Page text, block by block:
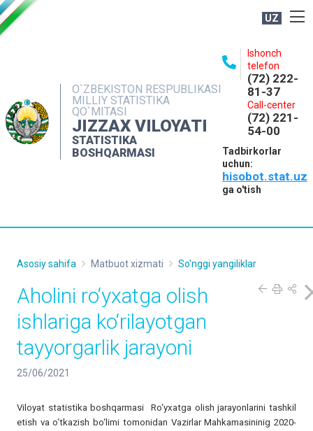
UZ
O`ZBEKISTON RESPUBLIKASI
MILLIY STATISTIKA
QO`MITASI
JIZZAX VILOYATI
STATISTIKA
BOSHQARMASI
Ishonch
telefon
(72) 222-
81-37
Call-center
(72) 221-
54-00
Tadbirkorlar
uchun:
hisobot.stat.uz
ga o'tish
NASHRLAR
INTERAKTIV XIZMATLAR
MATBUOT XIZMATI
Asosiy sahifa Matbuot xizmati So'nggi yangiliklar
Aholini ro‘yxatga olish
ishlariga ko‘rilayotgan
tayyorgarlik jarayoni
25/06/2021
Viloyat statistika boshqarmasi Ro‘yxatga olish jarayonlarini tashkil
etish va o‘tkazish bo‘limi tomonidan Vazirlar Mahkamasininig 2020-